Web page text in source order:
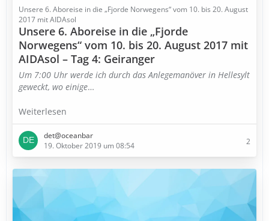
Unsere 6. Aboreise in die „Fjorde Norwegens“ vom 10. bis 20. August
2017 mit AIDAsol
Unsere 6. Aboreise in die „Fjorde
Norwegens“ vom 10. bis 20. August 2017 mit
AIDAsol – Tag 4: Geiranger
Um 7:00 Uhr werde ich durch das Anlegemanöver in Hellesylt
geweckt, wo einige…
Weiterlesen
det@oceanbar
19. Oktober 2019 um 08:54
2